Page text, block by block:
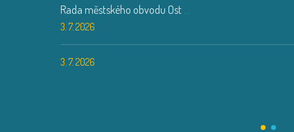
Rada městského obvodu Ost
3. 7. 2026
3. 7. 2026